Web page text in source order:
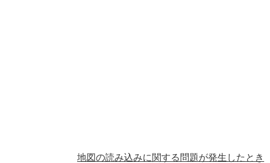
地図の読み込みに関する問題が発生したとき